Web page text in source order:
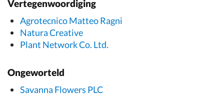
Vertegenwoordiging
Agrotecnico Matteo Ragni
Natura Creative
Plant Network Co. Ltd.
Ongeworteld
Savanna Flowers PLC